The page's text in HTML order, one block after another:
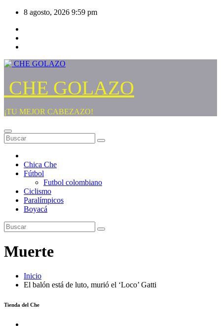
Saltar
contenido
8 agosto, 2026 9:59 pm
CHE GOLAZO
¡TU MEJOR CABEZAZO!
Chica Che
Fútbol
Futbol colombiano
Ciclismo
Paralímpicos
Boyacá
Muerte
Inicio
El balón está de luto, murió el ‘Loco’ Gatti
Tienda del Che